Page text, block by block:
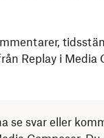
Replay i Media
se svar eller